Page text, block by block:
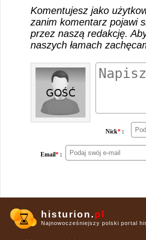
Komentujesz jako
zanim komentarz pojawi
przez naszą redakcję.
naszych łamach
Nick* :
Email* :
histurion.pl
Najnowocześniejszy polski portal